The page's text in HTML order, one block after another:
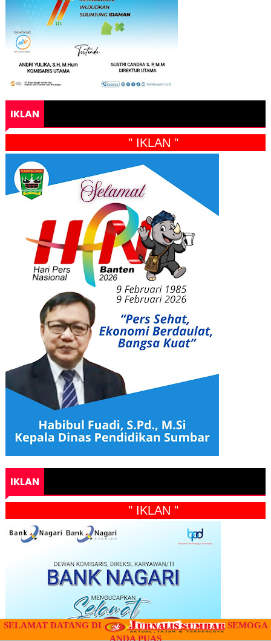
IKLAN
" IKLAN "
IKLAN
" IKLAN "
SELAMAT DATANG DI
SEMOGA
ANDA PUAS